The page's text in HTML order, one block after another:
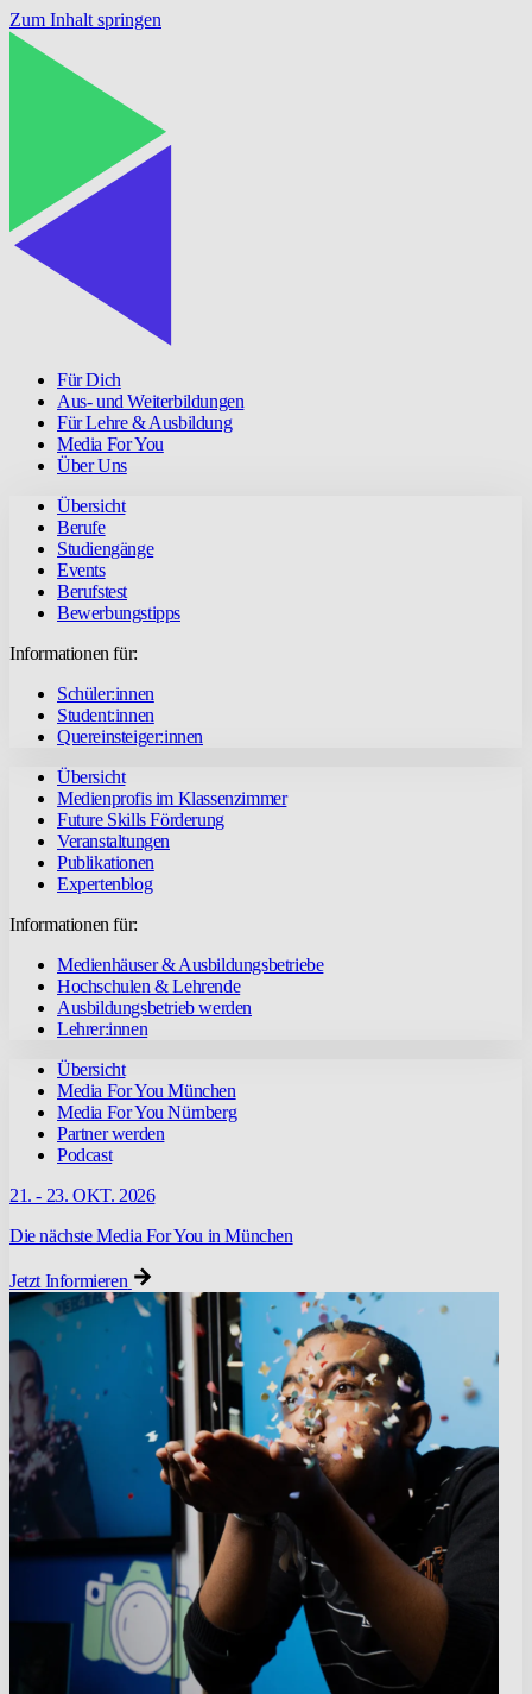
Zum Inhalt springen
Für Dich
Aus- und Weiterbildungen
Für Lehre & Ausbildung
Media For You
Über Uns
Übersicht
Berufe
Studiengänge
Events
Berufstest
Bewerbungstipps
Informationen für:
Schüler:innen
Student:innen
Quereinsteiger:innen
Übersicht
Medienprofis im Klassenzimmer
Future Skills Förderung
Veranstaltungen
Publikationen
Expertenblog
Informationen für:
Medienhäuser & Ausbildungsbetriebe
Hochschulen & Lehrende
Ausbildungsbetrieb werden
Lehrer:innen
Übersicht
Media For You München
Media For You Nürnberg
Partner werden
Podcast
21. - 23. OKT. 2026
Die nächste Media For You in München
Jetzt Informieren